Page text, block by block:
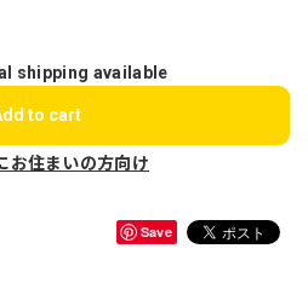
shipping available
to cart
お住まいの方向け
Save